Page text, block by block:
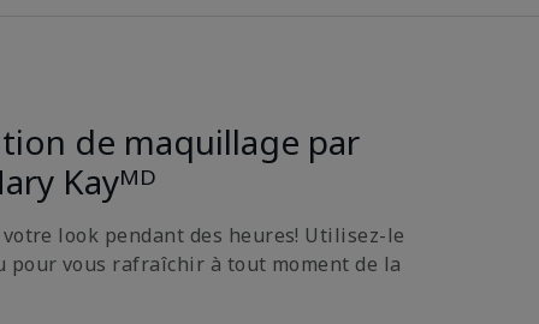
de maquillage par
Kayᴹᴰ
look pendant des heures! Utilisez-le
pour vous rafraîchir à tout moment de la